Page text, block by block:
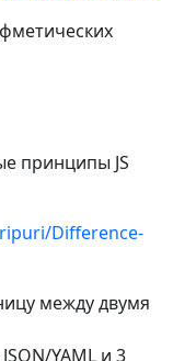
принципы JS
Difference-
между двумя
YAML и 3